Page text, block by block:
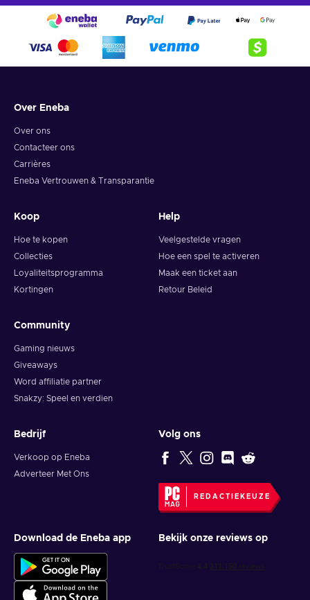
Over Eneba
Over ons
Contacteer ons
Carrières
Eneba Vertrouwen & Transparantie
Koop
Hoe te kopen
Collecties
Loyaliteitsprogramma
Kortingen
Help
Veelgestelde vragen
Hoe een spel te activeren
Maak een ticket aan
Retour Beleid
Community
Gaming nieuws
Giveaways
Word affiliatie partner
Snakzy: Speel en verdien
Bedrijf
Verkoop op Eneba
Adverteer Met Ons
Volg ons
REDACTIEKEUZE
Download de Eneba app Bekijk onze reviews op